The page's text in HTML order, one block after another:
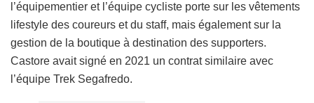
l’équipementier et l’équipe cycliste porte sur les vêtements
lifestyle des coureurs et du staff, mais également sur la
gestion de la boutique à destination des supporters.
Castore avait signé en 2021 un contrat similaire avec
l’équipe Trek Segafredo.